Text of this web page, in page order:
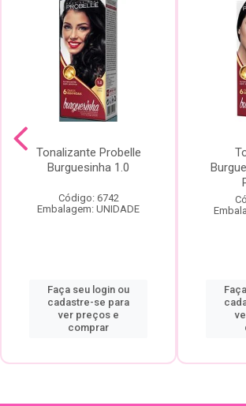
Tonalizante Probelle
Burguesinha 1.0
Código: 6742
Embalagem: UNIDADE
Faça seu login ou
cadastre-se para
ver preços e
comprar